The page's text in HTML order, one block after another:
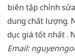
biên tập chỉnh
dung chất lượng.
dục giá tốt nhất .
Email: